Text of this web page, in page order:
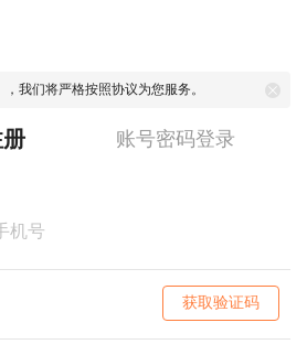
，我们将严格按照协议为您服务。
账号密码登录
获取验证码